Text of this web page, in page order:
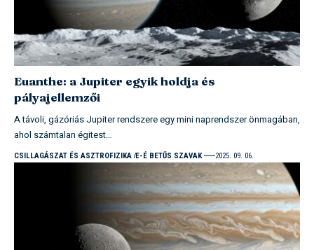
Euanthe: a Jupiter egyik holdja és
pályajellemzői
A távoli, gázóriás Jupiter rendszere egy mini naprendszer önmagában,
ahol számtalan égitest…
CSILLAGÁSZAT ÉS ASZTROFIZIKA E-É BETŰS SZAVAK 2025. 09. 06.